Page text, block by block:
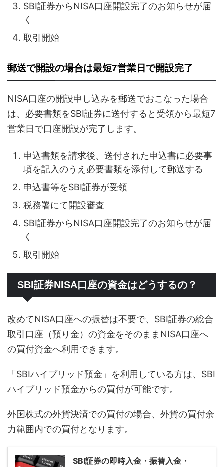
SBI証券からNISA口座開設完了のお知らせが届
く
取引開始
郵送で開設の場合は最短7営業日で開設完了
NISA口座の開設申し込みを郵送でおこなった場合
は、必要書類をSBI証券に送付すると受領から最短7
営業日で口座開設が完了します。
申込書類を請求後、送付された申込書に必要事
項を記入のうえ必要書類を添付して郵送する
申込書等をSBI証券が受領
税務署にて開設審査
SBI証券からNISA口座開設完了のお知らせが届
く
取引開始
SBI証券NISA口座の資金はどうするの？
改めてNISA口座への振替は不要で、SBI証券の総合
取引口座（預り金）の資金をそのままNISA口座へ
の買付資金へ利用できます。
「SBIハイブリッド預金」を利用している方は、SBI
ハイブリッド預金からの買付が可能です。
外国株式の外貨決済での買付の場合、外貨の買付余
力範囲内での買付となります。
SBI証券の即時入金・振替入金・